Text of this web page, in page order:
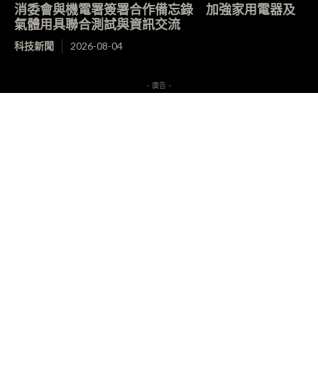
消委會與機電署簽署合作備忘錄 加強家用電器及
氣體用具聯合測試與資訊交流
科技新聞 2026-08-04
- 廣告 -